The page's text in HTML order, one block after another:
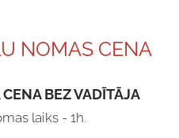
NOMAS CENA
BEZ VADĪTĀJA
laiks - 1h.